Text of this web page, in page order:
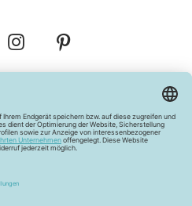
Vertrag widerrufen